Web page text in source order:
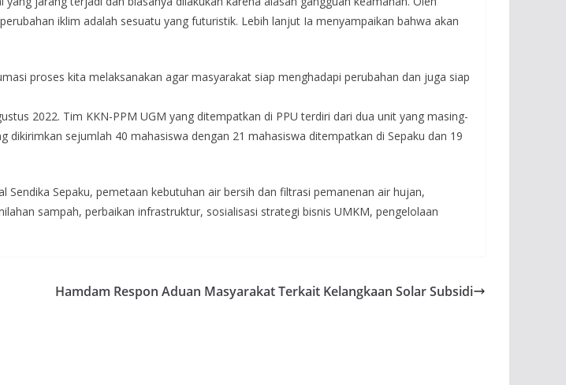
iklim adalah sesuatu yang futuristik. Lebih lanjut Ia menyampaikan bahwa akan
proses kita melaksanakan agar masyarakat siap menghadapi perubahan dan juga siap
2022. Tim KKN-PPM UGM yang ditempatkan di PPU terdiri dari dua unit yang masing-
sejumlah 40 mahasiswa dengan 21 mahasiswa ditempatkan di Sepaku dan 19
Sepaku, pemetaan kebutuhan air bersih dan filtrasi pemanenan air hujan,
sampah, perbaikan infrastruktur, sosialisasi strategi bisnis UMKM, pengelolaan
Hamdam Respon Aduan Masyarakat Terkait Kelangkaan Solar Subsidi